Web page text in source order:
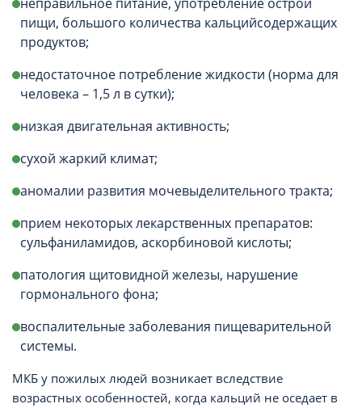
пищи, большого количества кальцийсодержащих
продуктов;
недостаточное потребление жидкости (норма для
человека – 1,5 л в сутки);
низкая двигательная активность;
сухой жаркий климат;
аномалии развития мочевыделительного тракта;
прием некоторых лекарственных препаратов:
сульфаниламидов, аскорбиновой кислоты;
патология щитовидной железы, нарушение
гормонального фона;
воспалительные заболевания пищеварительной
системы.
МКБ у пожилых людей возникает вследствие
возрастных особенностей, когда кальций не оседает в